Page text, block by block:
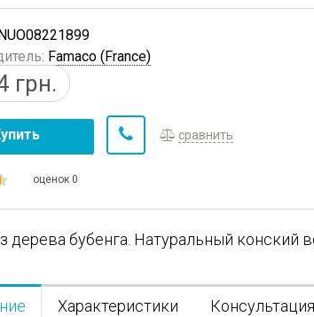
NUO08221899
Famaco (France)
грн.
сравнить
оценок 0
дерева бубенга. Натуральный конский
Характеристики Консультация